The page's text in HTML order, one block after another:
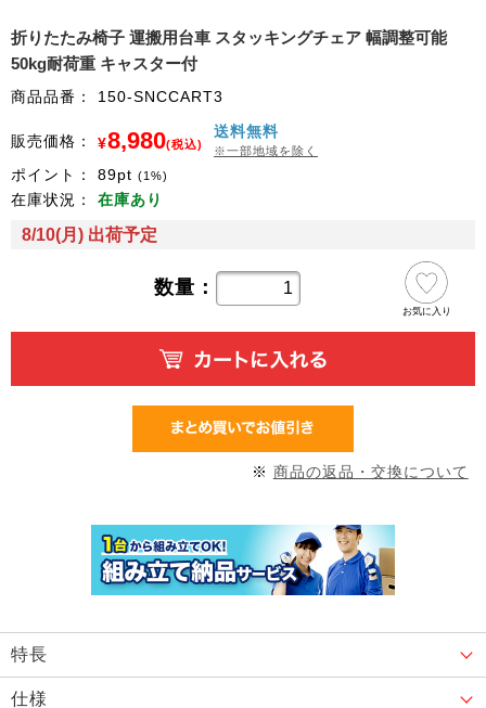
折りたたみ椅子 運搬用台車 スタッキングチェア 幅調整可能
50kg耐荷重 キャスター付
商品品番： 150-SNCCART3
販売価格： ¥8,980(税込)
送料無料
※一部地域を除く
ポイント： 89pt (1%)
在庫状況： 在庫あり
8/10(月) 出荷予定
数量：
お気に入り
※ 商品の返品・交換について
特長
仕様